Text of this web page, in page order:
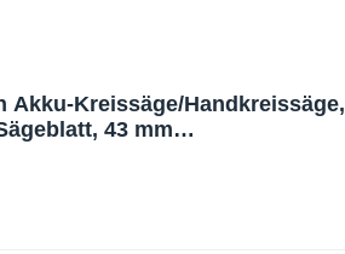
Akku-Kreissäge/Handkreissäge,
43 mm